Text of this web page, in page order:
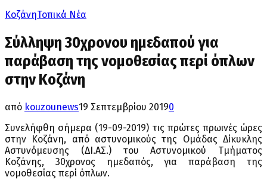
ΚοζάνηΤοπικά Νέα
Σύλληψη 30χρονου ημεδαπού για
παράβαση της νομοθεσίας περί όπλων
στην Κοζάνη
από kouzounews19 Σεπτεμβρίου 20190
Συνελήφθη σήμερα (19-09-2019) τις πρώτες πρωινές ώρες
στην Κοζάνη, από αστυνομικούς της Ομάδας Δίκυκλης
Αστυνόμευσης (ΔΙ.ΑΣ.) του Αστυνομικού Τμήματος
Κοζάνης, 30χρονος ημεδαπός, για παράβαση της
νομοθεσίας περί όπλων.